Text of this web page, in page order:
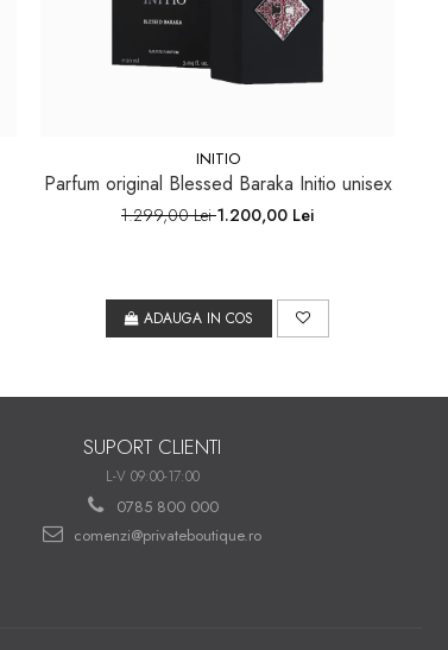
INITIO
Parfum original Blessed Baraka Initio unisex
1.299,00 Lei1.200,00 Lei
ADAUGA IN COS
SUPORT CLIENTI
L-V 09:00-17:00
0785 800 000
comenzi@privateboutique.ro